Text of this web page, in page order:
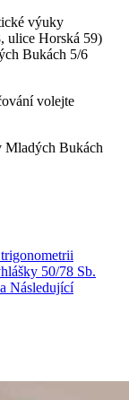
výuky
ulice Horská 59)
Bukách 5/6
volejte
Mladých Bukách
50/78 Sb.
Následující